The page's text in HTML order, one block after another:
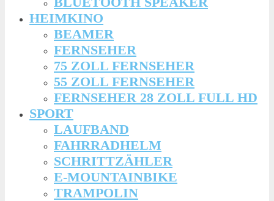
HEIMKINO
BEAMER
FERNSEHER
75 ZOLL FERNSEHER
55 ZOLL FERNSEHER
FERNSEHER 28 ZOLL FULL HD
SPORT
LAUFBAND
FAHRRADHELM
SCHRITTZÄHLER
E-MOUNTAINBIKE
TRAMPOLIN